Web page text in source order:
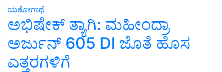
ಯಶೋಗಾಥೆ
ಅಭಿಷೇಕ್ ತ್ಯಾಗಿ: ಮಹೀಂದ್ರಾ
ಅರ್ಜುನ್ 605 DI ಜೊತೆ ಹೊಸ
ಎತ್ತರಗಳಿಗೆ